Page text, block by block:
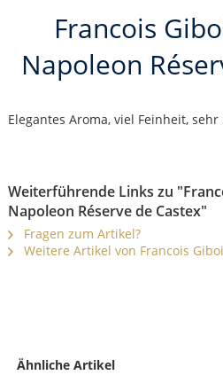
Francois
Napoleon
Elegantes Aroma, viel Feinheit,
Weiterführende Links zu
Napoleon Réserve de Castex"
Fragen zum Artikel?
Weitere Artikel von Francois
Ähnliche Artikel